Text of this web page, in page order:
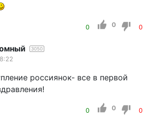
0 0 0
3050
россиянок- все в первой
0 0 0